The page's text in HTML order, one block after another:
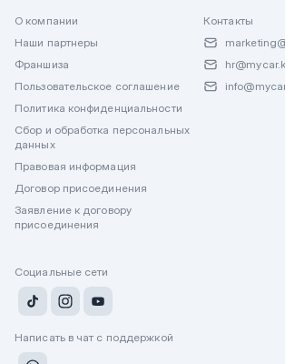
О компании
Наши партнеры
Франшиза
Пользовательское соглашение
Политика конфиденциальности
Сбор и обработка персональных
данных
Правовая информация
Договор присоединения
Заявление к договору
присоединения
Контакты
Социальные сети
Написать в чат с поддержкой